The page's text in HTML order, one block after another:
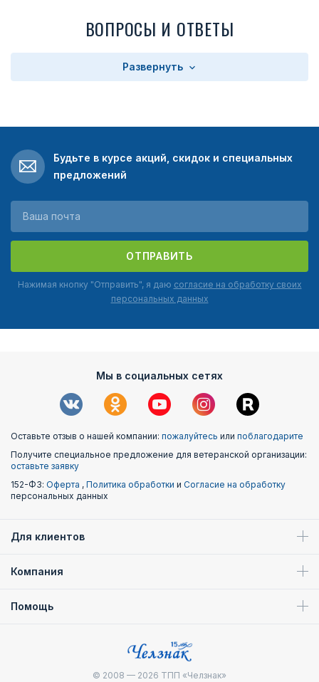
ВОПРОСЫ И ОТВЕТЫ
Развернуть
Будьте в курсе акций, скидок и специальных
предложений
ОТПРАВИТЬ
Нажимая кнопку "Отправить", я даю согласие на обработку своих
персональных данных
Мы в социальных сетях
Оставьте отзыв о нашей компании: пожалуйтесь или поблагодарите
Получите специальное предложение для ветеранской организации:
оставьте заявку
152-ФЗ: Оферта , Политика обработки и Согласие на обработку
персональных данных
Для клиентов
Компания
Помощь
© 2008 — 2026 ТПП «Челзнак»